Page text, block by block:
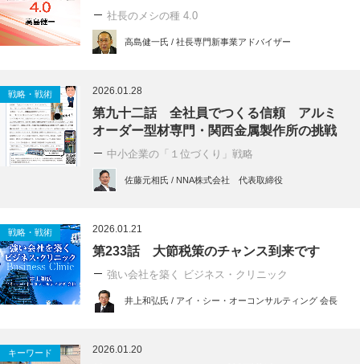
社長のメシの種 4.0
高島健一氏 / 社長専門新事業アドバイザー
戦略・戦術 2026.01.28
第九十二話 全社員でつくる信頼 アルミ
オーダー型材専門・関西金属製作所の挑戦
中小企業の「１位づくり」戦略
佐藤元相氏 / NNA株式会社 代表取締役
戦略・戦術 2026.01.21
第233話 大節税策のチャンス到来です
強い会社を築く ビジネス・クリニック
井上和弘氏 / アイ・シー・オーコンサルティング 会長
キーワード 2026.01.20